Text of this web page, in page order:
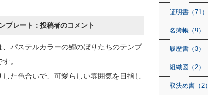
プレート：投稿者のコメント
、パステルカラーの鯉のぼりたちのテンプ
。
した色合いで、可愛らしい雰囲気を目指し
証明書（71）
名簿帳（9）
履歴書（3）
組織図（2）
取決め書（2）